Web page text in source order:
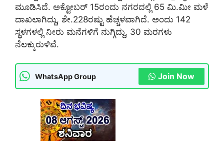
ಮೂಡಿಸಿದೆ. ಅಕ್ಟೋಬರ್ 15ರಂದು ನಗರದಲ್ಲಿ 65 ಮಿ.ಮೀ ಮಳೆ
ದಾಖಲಾಗಿದ್ದು, ಶೇ.228ರಷ್ಟು ಹೆಚ್ಚಳವಾಗಿದೆ. ಅಂದು 142
ಸ್ಥಳಗಳಲ್ಲಿ ನೀರು ಮನೆಗಳಿಗೆ ನುಗ್ಗಿದ್ದು, 30 ಮರಗಳು
ನೆಲಕ್ಕುರುಳಿವೆ.
WhatsApp Group Join Now